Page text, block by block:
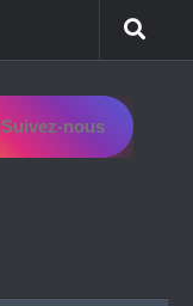
Suivez-nous